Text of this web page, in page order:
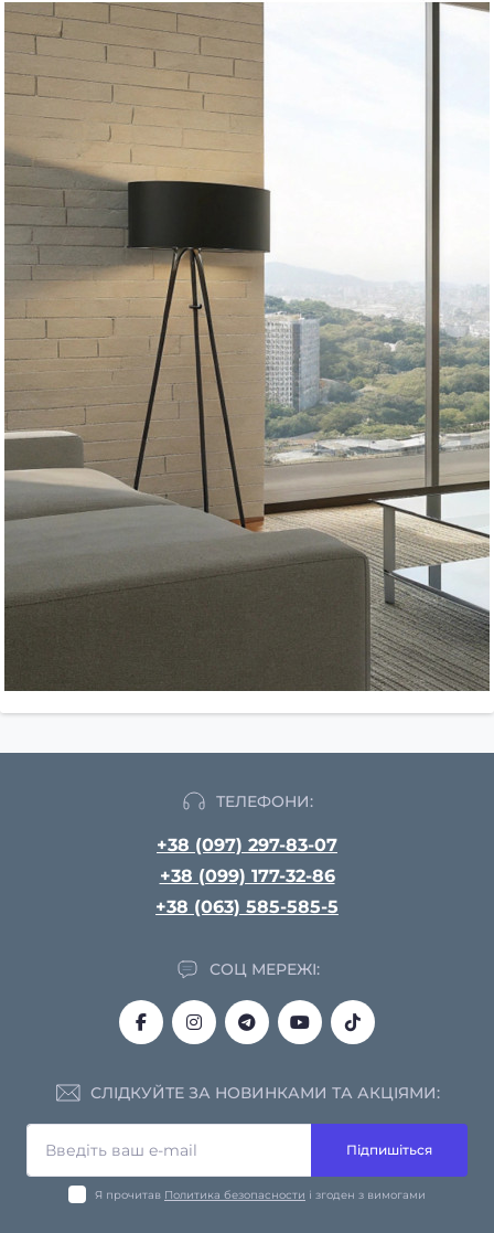
ТЕЛЕФОНИ:
+38 (097) 297-83-07
+38 (099) 177-32-86
+38 (063) 585-585-5
СОЦ МЕРЕЖІ:
СЛІДКУЙТЕ ЗА НОВИНКАМИ ТА АКЦІЯМИ:
Підпишіться
Я прочитав Политика безопасности і згоден з вимогами